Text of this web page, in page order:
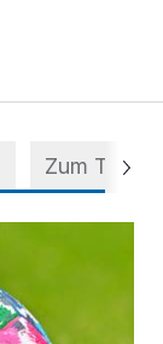
Zum Thema